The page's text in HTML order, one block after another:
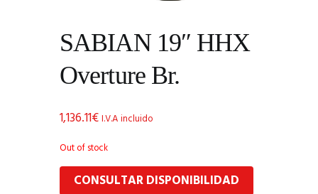
SABIAN 19″ HHX
Overture Br.
1,136.11€I.V.A incluido
Out of stock
CONSULTAR DISPONIBILIDAD